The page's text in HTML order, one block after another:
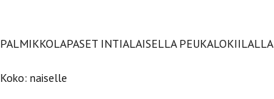
PALMIKKOLAPASET INTIALAISELLA PEUKALOKIILALLA
Koko: naiselle